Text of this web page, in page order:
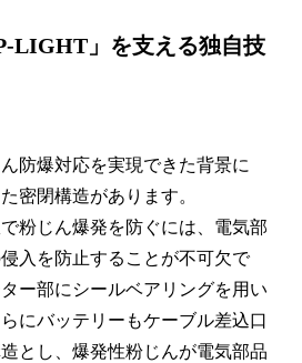
LIGHT」を支える独自技
防爆対応を実現できた背景に
密閉構造があります。
粉じん爆発を防ぐには、電気部
入を防止することが不可欠で
ー部にシールベアリングを用い
にバッテリーもケーブル差込口
とし、爆発性粉じんが電気部品